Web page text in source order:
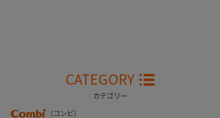
CATEGORY
カテゴリー
（コンビ）